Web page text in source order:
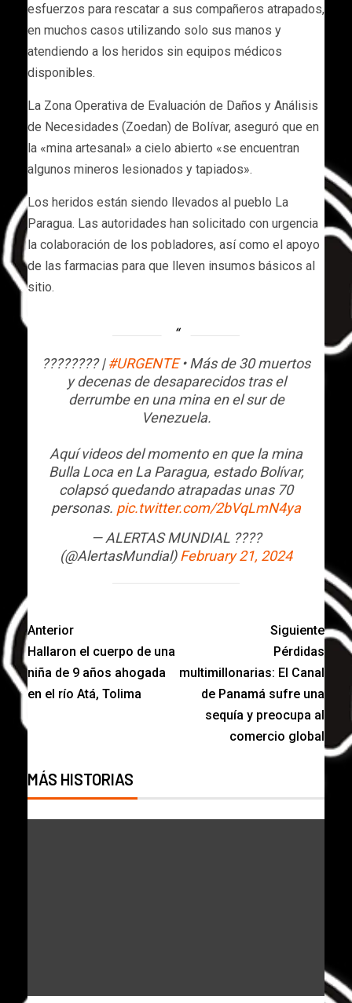
esfuerzos para rescatar a sus compañeros atrapados,
en muchos casos utilizando solo sus manos y
atendiendo a los heridos sin equipos médicos
disponibles.
La Zona Operativa de Evaluación de Daños y Análisis
de Necesidades (Zoedan) de Bolívar, aseguró que en
la «mina artesanal» a cielo abierto «se encuentran
algunos mineros lesionados y tapiados».
Los heridos están siendo llevados al pueblo La
Paragua. Las autoridades han solicitado con urgencia
la colaboración de los pobladores, así como el apoyo
de las farmacias para que lleven insumos básicos al
sitio.
???????? |#URGENTE• Más de 30 muertos
y decenas de desaparecidos tras el
derrumbe en una mina en el sur de
Venezuela.
Aquí videos del momento en que la mina
Bulla Loca en La Paragua, estado Bolívar,
colapsó quedando atrapadas unas 70
personas. pic.twitter.com/2bVqLmN4ya
— ALERTAS MUNDIAL ????️
(@AlertasMundial)February 21, 2024
Anterior
Hallaron el cuerpo de una
niña de 9 años ahogada
en el río Atá, Tolima
Siguiente
Pérdidas
multimillonarias: El Canal
de Panamá sufre una
sequía y preocupa al
comercio global
MÁS HISTORIAS